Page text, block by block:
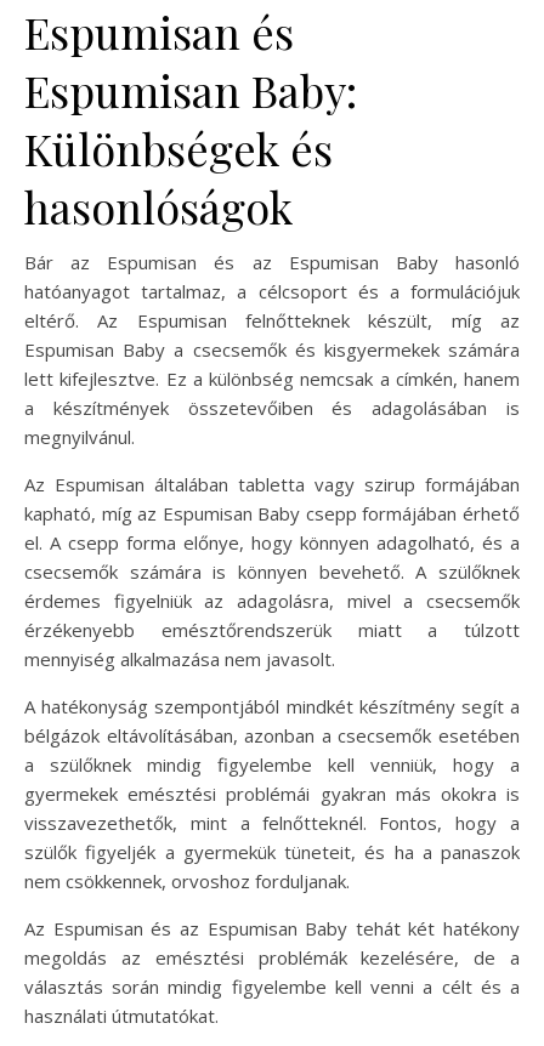
Espumisan és
Espumisan Baby:
Különbségek és
hasonlóságok
Bár az Espumisan és az Espumisan Baby hasonló
hatóanyagot tartalmaz, a célcsoport és a formulációjuk
eltérő. Az Espumisan felnőtteknek készült, míg az
Espumisan Baby a csecsemők és kisgyermekek számára
lett kifejlesztve. Ez a különbség nemcsak a címkén, hanem
a készítmények összetevőiben és adagolásában is
megnyilvánul.
Az Espumisan általában tabletta vagy szirup formájában
kapható, míg az Espumisan Baby csepp formájában érhető
el. A csepp forma előnye, hogy könnyen adagolható, és a
csecsemők számára is könnyen bevehető. A szülőknek
érdemes figyelniük az adagolásra, mivel a csecsemők
érzékenyebb emésztőrendszerük miatt a túlzott
mennyiség alkalmazása nem javasolt.
A hatékonyság szempontjából mindkét készítmény segít a
bélgázok eltávolításában, azonban a csecsemők esetében
a szülőknek mindig figyelembe kell venniük, hogy a
gyermekek emésztési problémái gyakran más okokra is
visszavezethetők, mint a felnőtteknél. Fontos, hogy a
szülők figyeljék a gyermekük tüneteit, és ha a panaszok
nem csökkennek, orvoshoz forduljanak.
Az Espumisan és az Espumisan Baby tehát két hatékony
megoldás az emésztési problémák kezelésére, de a
választás során mindig figyelembe kell venni a célt és a
használati útmutatókat.